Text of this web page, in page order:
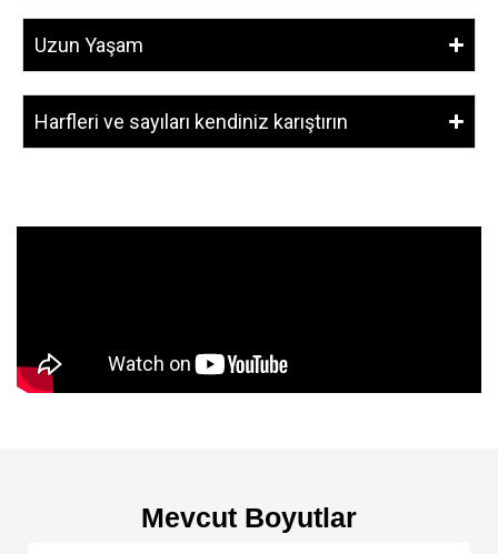
Uzun Yaşam
Harfleri ve sayıları kendiniz karıştırın
Mevcut Boyutlar